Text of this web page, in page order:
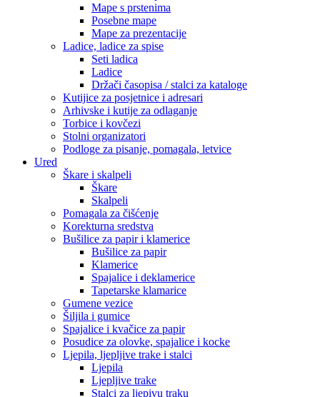
Mape s prstenima
Posebne mape
Mape za prezentacije
Ladice, ladice za spise
Seti ladica
Ladice
Držači časopisa / stalci za kataloge
Kutijice za posjetnice i adresari
Arhivske i kutije za odlaganje
Torbice i kovčezi
Stolni organizatori
Podloge za pisanje, pomagala, letvice
Ured
Škare i skalpeli
Škare
Skalpeli
Pomagala za čišćenje
Korekturna sredstva
Bušilice za papir i klamerice
Bušilice za papir
Klamerice
Spajalice i deklamerice
Tapetarske klamarice
Gumene vezice
Šiljila i gumice
Spajalice i kvačice za papir
Posudice za olovke, spajalice i kocke
Ljepila, ljepljive trake i stalci
Ljepila
Ljepljive trake
Stalci za ljepivu traku